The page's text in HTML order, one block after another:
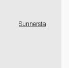
Sunnersta